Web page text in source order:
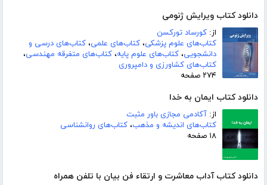
دانلود کتاب ویرایش ژنومی
از: کورساد تورکسن
کتاب‌های علوم پزشکی، کتاب‌های علمی، کتاب‌های درسی و
دانشجویی، کتاب‌های علوم پایه، کتاب‌های متفرقه مهندسی،
کتاب‌های کشاورزی و دامپروری
۲۷۴ صفحه
دانلود کتاب ایمان به خدا
از: آکادمی مجازی باور مثبت
کتاب‌های اندیشه و مذهب، کتاب‌های روانشناسی
۱۸ صفحه
دانلود کتاب آداب معاشرت و ارتقاء فن بیان با تلفن همراه